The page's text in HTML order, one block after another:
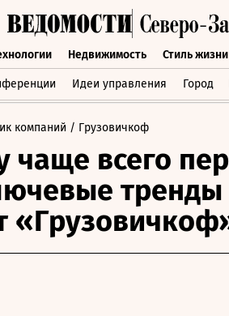
Недвижимость Стиль жизни
Идеи управления Город
Технологии Недвижимость Стиль
компаний / Грузовичкоф
чаще всего
тренды